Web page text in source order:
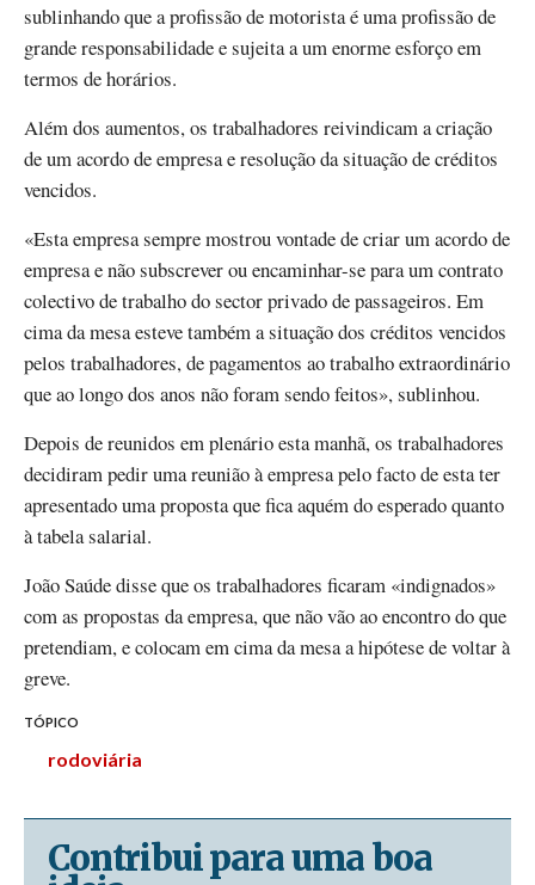
sublinhando que a profissão de motorista é uma profissão de
grande responsabilidade e sujeita a um enorme esforço em
termos de horários.
Além dos aumentos, os trabalhadores reivindicam a criação
de um acordo de empresa e resolução da situação de créditos
vencidos.
«Esta empresa sempre mostrou vontade de criar um acordo de
empresa e não subscrever ou encaminhar-se para um contrato
colectivo de trabalho do sector privado de passageiros. Em
cima da mesa esteve também a situação dos créditos vencidos
pelos trabalhadores, de pagamentos ao trabalho extraordinário
que ao longo dos anos não foram sendo feitos», sublinhou.
Depois de reunidos em plenário esta manhã, os trabalhadores
decidiram pedir uma reunião à empresa pelo facto de esta ter
apresentado uma proposta que fica aquém do esperado quanto
à tabela salarial.
João Saúde disse que os trabalhadores ficaram «indignados»
com as propostas da empresa, que não vão ao encontro do que
pretendiam, e colocam em cima da mesa a hipótese de voltar à
greve.
TÓPICO
rodoviária
Contribui para uma boa